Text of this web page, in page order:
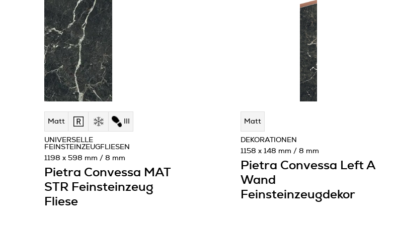
Matt
Pietra Convessa MAT
STR Feinsteinzeug
Fliese
UNIVERSELLE
FEINSTEINZEUGFLIESEN
1198 x 598 mm / 8 mm
Matt
Pietra Convessa Left A
Wand
Feinsteinzeugdekor
DEKORATIONEN
1158 x 148 mm / 8 mm